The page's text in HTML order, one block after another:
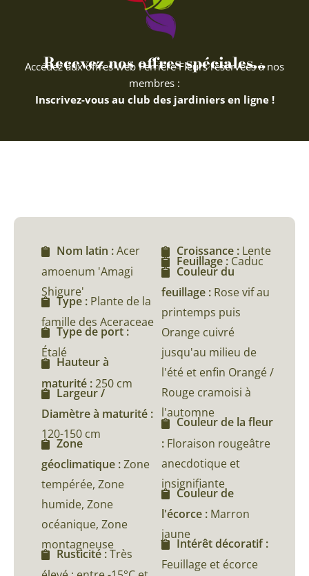
Recevez nos offres spéciales...
Accédez aux offres web Ferriere Fleurs réservées à nos
membres :
Inscrivez-vous au club des jardiniers en ligne !
Nom latin :Acer
amoenum 'Amagi
Shigure'
Type : Plante de la
famille des Aceraceae
Type de port :
Étalé
Hauteur à
maturité :250 cm
Largeur /
Diamètre à maturité :
120-150 cm
Zone
géoclimatique :Zone
tempérée, Zone
humide, Zone
océanique, Zone
montagneuse
Rusticité :Très
Croissance : Lente
Feuillage : Caduc
Couleur du
feuillage : Rose vif au
printemps puis
Orange cuivré
jusqu'au milieu de
l'été et enfin Orangé /
Rouge cramoisi à
l'automne
Couleur de la fleur
: Floraison rougeâtre
anecdotique et
insignifiante
Couleur de
l'écorce : Marron
jaune
Intérêt décoratif :
Feuillage et écorce